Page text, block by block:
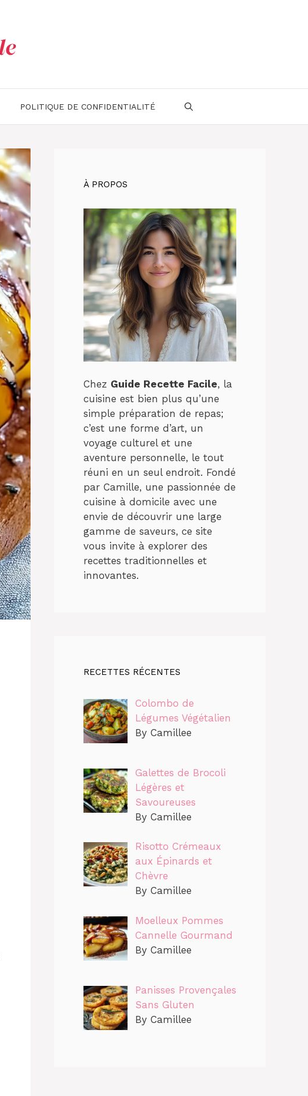
POLITIQUE DE CONFIDENTIALITÉ
À PROPOS
Chez Guide Recette Facile, la
cuisine est bien plus qu’une
simple préparation de repas;
c’est une forme d’art, un
voyage culturel et une
aventure personnelle, le tout
réuni en un seul endroit. Fondé
par Camille, une passionnée de
cuisine à domicile avec une
envie de découvrir une large
gamme de saveurs, ce site
vous invite à explorer des
recettes traditionnelles et
innovantes.
RECETTES RÉCENTES
Colombo de
Légumes Végétalien
By Camillee
Galettes de Brocoli
Légères et
Savoureuses
By Camillee
Risotto Crémeaux
aux Épinards et
Chèvre
By Camillee
Moelleux Pommes
Cannelle Gourmand
By Camillee
Panisses Provençales
Sans Gluten
By Camillee